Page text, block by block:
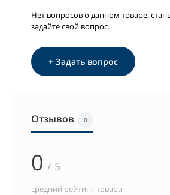
Нет вопросов о данном товаре,
задайте свой вопрос.
+ Задать вопрос
Отзывов 0
0 / 5
средний рейтинг товара